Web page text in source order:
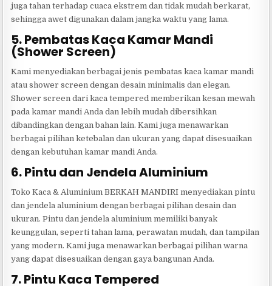
juga tahan terhadap cuaca ekstrem dan tidak mudah berkarat,
sehingga awet digunakan dalam jangka waktu yang lama.
5. Pembatas Kaca Kamar Mandi
(Shower Screen)
Kami menyediakan berbagai jenis pembatas kaca kamar mandi
atau shower screen dengan desain minimalis dan elegan.
Shower screen dari kaca tempered memberikan kesan mewah
pada kamar mandi Anda dan lebih mudah dibersihkan
dibandingkan dengan bahan lain. Kami juga menawarkan
berbagai pilihan ketebalan dan ukuran yang dapat disesuaikan
dengan kebutuhan kamar mandi Anda.
6. Pintu dan Jendela Aluminium
Toko Kaca & Aluminium BERKAH MANDIRI menyediakan pintu
dan jendela aluminium dengan berbagai pilihan desain dan
ukuran. Pintu dan jendela aluminium memiliki banyak
keunggulan, seperti tahan lama, perawatan mudah, dan tampilan
yang modern. Kami juga menawarkan berbagai pilihan warna
yang dapat disesuaikan dengan gaya bangunan Anda.
7. Pintu Kaca Tempered